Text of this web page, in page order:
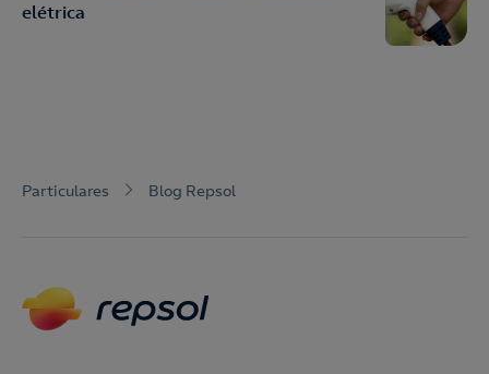
elétrica
Particulares Blog Repsol